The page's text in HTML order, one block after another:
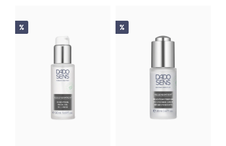
Rabatt
% Rabatt
%